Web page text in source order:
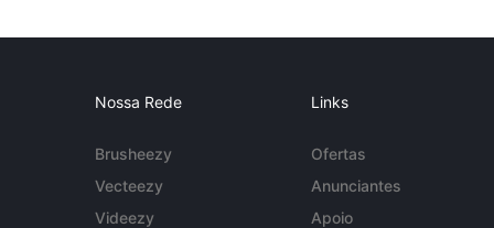
Nossa Rede
Brusheezy
Vecteezy
Videezy
Links
Ofertas
Anunciantes
Apoio